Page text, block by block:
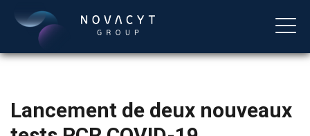
Lancement de deux nouveaux